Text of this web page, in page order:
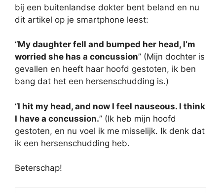
bij een buitenlandse dokter bent beland en nu
dit artikel op je smartphone leest:
“My daughter fell and bumped her head, I’m
worried she has a concussion” (Mijn dochter is
gevallen en heeft haar hoofd gestoten, ik ben
bang dat het een hersenschudding is.)
“I hit my head, and now I feel nauseous. I think
I have a concussion.” (Ik heb mijn hoofd
gestoten, en nu voel ik me misselijk. Ik denk dat
ik een hersenschudding heb.
Beterschap!